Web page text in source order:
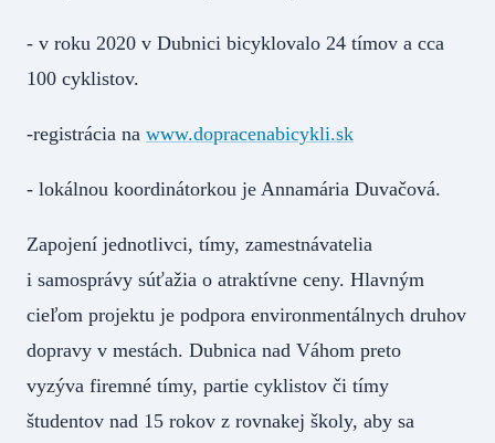
- v roku 2020 v Dubnici bicyklovalo 24 tímov a cca
100 cyklistov.
-registrácia na www.dopracenabicykli.sk
- lokálnou koordinátorkou je Annamária Duvačová.
Zapojení jednotlivci, tímy, zamestnávatelia
i samosprávy súťažia o atraktívne ceny. Hlavným
cieľom projektu je podpora environmentálnych druhov
dopravy v mestách. Dubnica nad Váhom preto
vyzýva firemné tímy, partie cyklistov či tímy
študentov nad 15 rokov z rovnakej školy, aby sa